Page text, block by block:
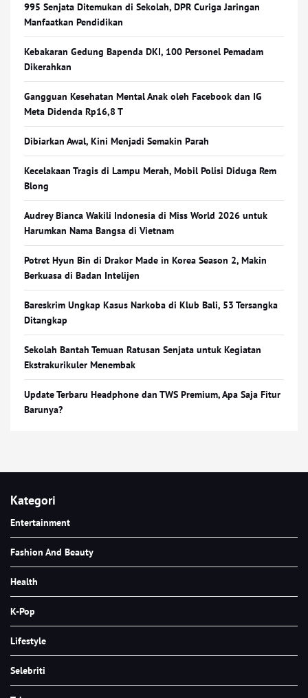
995 Senjata Ditemukan di Sekolah, DPR Curiga Jaringan
Manfaatkan Pendidikan
Kebakaran Gedung Bapenda DKI, 100 Personel Pemadam
Dikerahkan
Gangguan Kesehatan Mental Anak oleh Facebook dan IG
Meta Didenda Rp16,8 T
Dibiarkan Awal, Kini Menjadi Semakin Parah
Kecelakaan Tragis di Lampu Merah, Mobil Polisi Diduga Rem
Blong
Audrey Bianca Wakili Indonesia di Miss World 2026 untuk
Harumkan Nama Bangsa di Vietnam
Potret Hyun Bin di Drakor Made in Korea Season 2, Makin
Berkuasa di Badan Intelijen
Bareskrim Ungkap Kasus Narkoba di Klub Bali, 53 Tersangka
Ditangkap
Sekolah Bantah Temuan Ratusan Senjata untuk Kegiatan
Ekstrakurikuler Menembak
Update Terbaru Headphone dan TWS Premium, Apa Saja Fitur
Barunya?
Kategori
Entertainment
Fashion And Beauty
Health
K-Pop
Lifestyle
Selebriti